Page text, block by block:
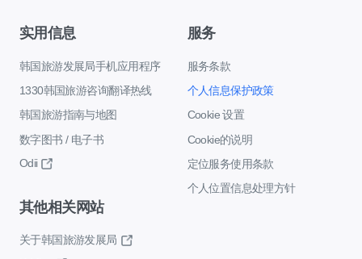
实用信息
韩国旅游发展局手机应用程序
1330韩国旅游咨询翻译热线
韩国旅游指南与地图
数字图书 / 电子书
Odii
服务
服务条款
个人信息保护政策
Cookie 设置
Cookie的说明
定位服务使用条款
个人位置信息处理方针
其他相关网站
关于韩国旅游发展局